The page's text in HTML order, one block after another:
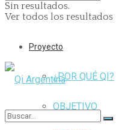
Sin resultados.
Ver todos los resultados
Proyecto
¿POR QUÉ QI?
OBJETIVO